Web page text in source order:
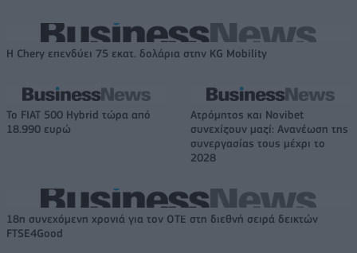
Η Chery επενδύει 75 εκατ. δολάρια στην KG Mobility
Το FIAT 500 Hybrid τώρα από
18.990 ευρώ
Ατρόμητος και Novibet
συνεχίζουν μαζί: Ανανέωση της
συνεργασίας τους μέχρι το
2028
18η συνεχόμενη χρονιά για τον ΟΤΕ στη διεθνή σειρά δεικτών
FTSE4Good